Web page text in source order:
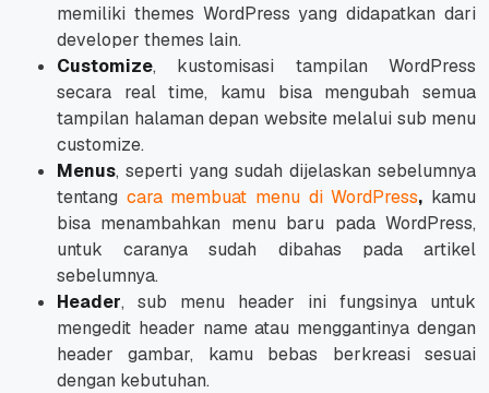
memiliki themes WordPress yang didapatkan dari
developer themes lain.
Customize, kustomisasi tampilan WordPress
secara real time, kamu bisa mengubah semua
tampilan halaman depan websitemelalui sub menu
customize.
Menus, seperti yang sudah dijelaskan sebelumnya
tentang cara membuat menu di WordPress, kamu
bisa menambahkan menu baru pada WordPress,
untuk caranya sudah dibahas pada artikel
sebelumnya.
Header, sub menu header ini fungsinya untuk
mengedit header nameatau menggantinya dengan
header gambar, kamu bebas berkreasi sesuai
dengan kebutuhan.